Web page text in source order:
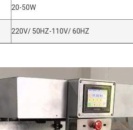
20-50W
220V/ 50HZ-110V/ 60HZ